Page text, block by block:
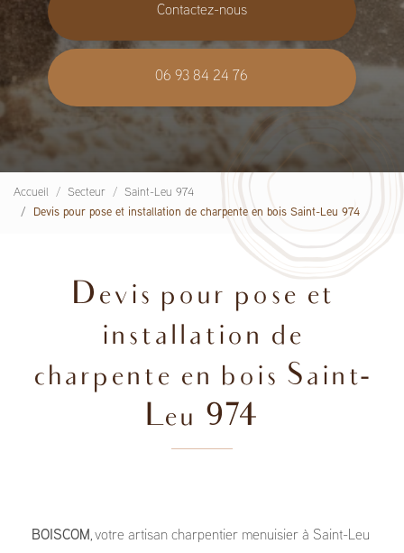
Contactez-nous
06 93 84 24 76
Accueil Secteur
Saint-Leu 974
Devis pour pose et installation de charpente en bois Saint-Leu 974
Devis pour pose et
installation de
charpente en bois Saint-
Leu 974
BOISCOM, votre artisan charpentier menuisier à Saint-Leu